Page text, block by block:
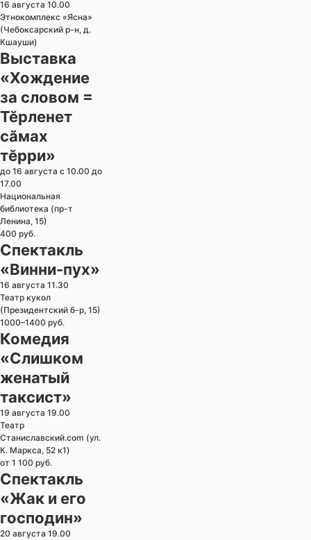
16 августа 10.00
Этнокомплекс «Ясна»
(Чебоксарский р-н, д.
Кшауши)
Выставка
«Хождение
за словом =
Тӗрленет
сӑмах
тӗрри»
до 16 августа с 10.00 до
17.00
Национальная
библиотека (пр-т
Ленина, 15)
400 руб.
Спектакль
«Винни-пух»
16 августа 11.30
Театр кукол
(Президентский б-р, 15)
1000–1400 руб.
Комедия
«Слишком
женатый
таксист»
19 августа 19.00
Театр
Станиславский.com (ул.
К. Маркса, 52 к1)
от 1 100 руб.
Спектакль
«Жак и его
господин»
20 августа 19.00